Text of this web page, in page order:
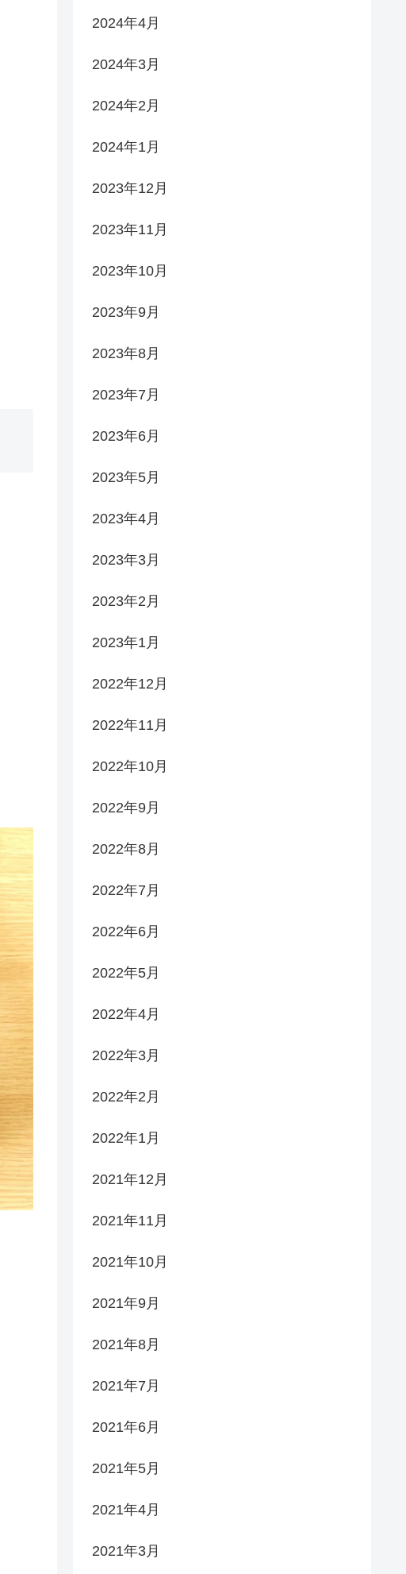
2024年4月
2024年3月
2024年2月
2024年1月
2023年12月
2023年11月
2023年10月
2023年9月
2023年8月
2023年7月
2023年6月
2023年5月
2023年4月
2023年3月
2023年2月
2023年1月
2022年12月
2022年11月
2022年10月
2022年9月
2022年8月
2022年7月
2022年6月
2022年5月
2022年4月
2022年3月
2022年2月
2022年1月
2021年12月
2021年11月
2021年10月
2021年9月
2021年8月
2021年7月
2021年6月
2021年5月
2021年4月
2021年3月